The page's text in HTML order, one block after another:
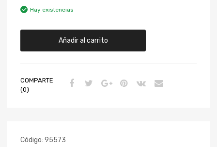
Hay existencias
Añadir al carrito
COMPARTE
(0)
Código: 95573